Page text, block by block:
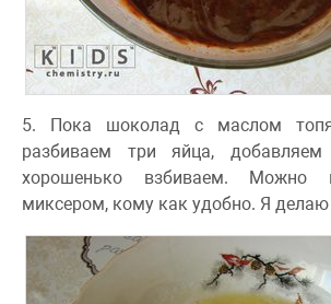
5. Пока шоколад с маслом
разбиваем три яйца,
хорошенько взбиваем. Можно
миксером, кому как удобно. Я делаю